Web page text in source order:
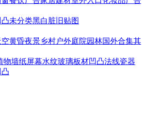
凸未分类黑白脏旧贴图
空黄昏夜景乡村户外庭院园林国外合集其
物墙纸屏幕水纹玻璃板材凹凸法线瓷器